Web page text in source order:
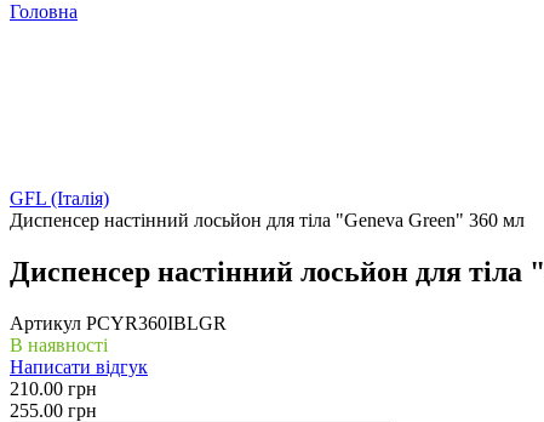
Головна
GFL (Італія)
Диспенсер настінний лосьйон для тіла "Geneva Green" 360 мл
Диспенсер настінний лосьйон для
Артикул PCYR360IBLGR
В наявності
Написати відгук
210.00 грн
255.00 грн